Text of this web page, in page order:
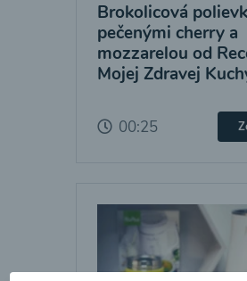
Brokolicová
pečenými cherry a
mozzarelou od
Mojej Zdravej
00:25